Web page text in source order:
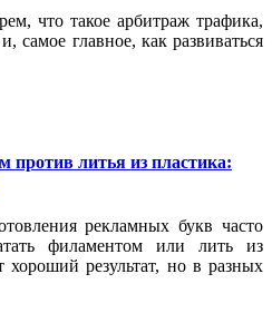
что такое арбитраж трафика,
самое главное, как развиваться
против литья из пластика:
рекламных букв часто
филаментом или лить из
хороший результат, но в разных